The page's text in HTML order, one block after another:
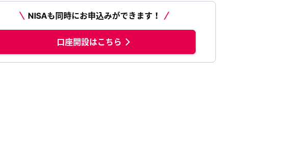
NISAも同時にお申込みができます！
口座開設はこちら